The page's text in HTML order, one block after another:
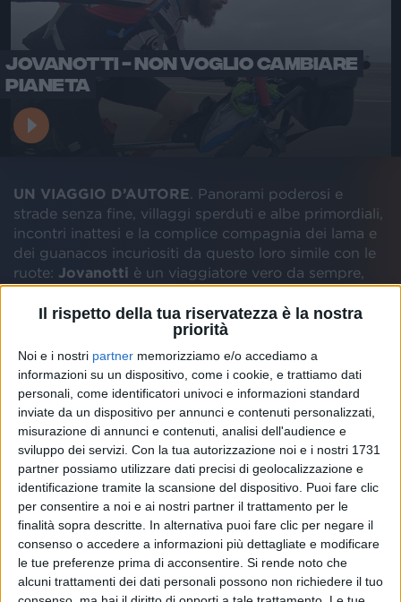
Il rispetto della tua riservatezza è la nostra
priorità
Noi e i nostri partner memorizziamo e/o accediamo a
informazioni su un dispositivo, come i cookie, e trattiamo dati
personali, come identificatori univoci e informazioni standard
inviate da un dispositivo per annunci e contenuti personalizzati,
misurazione di annunci e contenuti, analisi dell'audience e
sviluppo dei servizi. Con la tua autorizzazione noi e i nostri 1731
partner possiamo utilizzare dati precisi di geolocalizzazione e
identificazione tramite la scansione del dispositivo. Puoi fare clic
per consentire a noi e ai nostri partner il trattamento per le
finalità sopra descritte. In alternativa puoi fare clic per negare il
consenso o accedere a informazioni più dettagliate e modificare
le tue preferenze prima di acconsentire. Si rende noto che
alcuni trattamenti dei dati personali possono non richiedere il tuo
JOVANOTTI - NON VOGLIO CAMBIARE
PIANETA
UN VIAGGIO D’AUTORE . Panorami poderosi e
strade senza fine, villaggi sperduti e albe primordiali,
incontri inattesi e la complice compagnia dei lama e
dei guanacos incuriositi da questo loro simile con le
ruote: Jovanotti è un viaggiatore vero da sempre,
che sa cosa vuol dire guardare fuori per guardarsi
dentro, andare lontano per avvicinarsi ai ricordi, allo
stupore dell’infanzia, trovare per sentire le mancanze.
Un’avventura non per inseguire risposte ma per
mettere a fuoco le solite domande. A voce alta,
senza giudizi e pregiudizi, con la curiosità verso
l’altro e verso l’altrove. Rivolgendosi al suo pubblico
attraverso una telecamera che pesa come mezza
mela e sta attaccata al manubrio, inseparabile
testimone di tutto il trip.
UN VIAGGIO DA CANTAUTORE . Parole, dette e
ascoltate. Silenzi di emozione e di attesa. Urla di
gioia e di fatica. E poi la musica, dettata dagli assoli
due ruote. Perché per
Lorenzo
la musica è tutto ed è
sempre. È ovunque. È una presenza costante, vitale.